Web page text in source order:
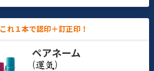
これ１本で認印＋訂正印！
ペアネーム
(
)